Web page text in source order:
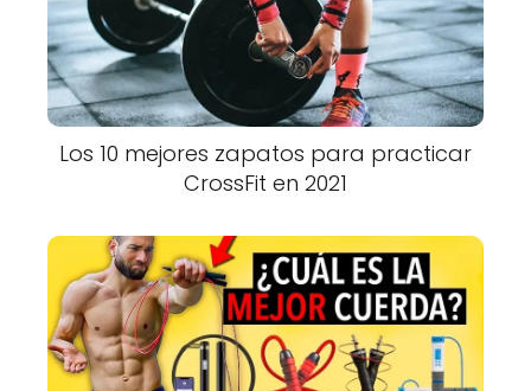
Los 10 mejores zapatos para practicar
CrossFit en 2021